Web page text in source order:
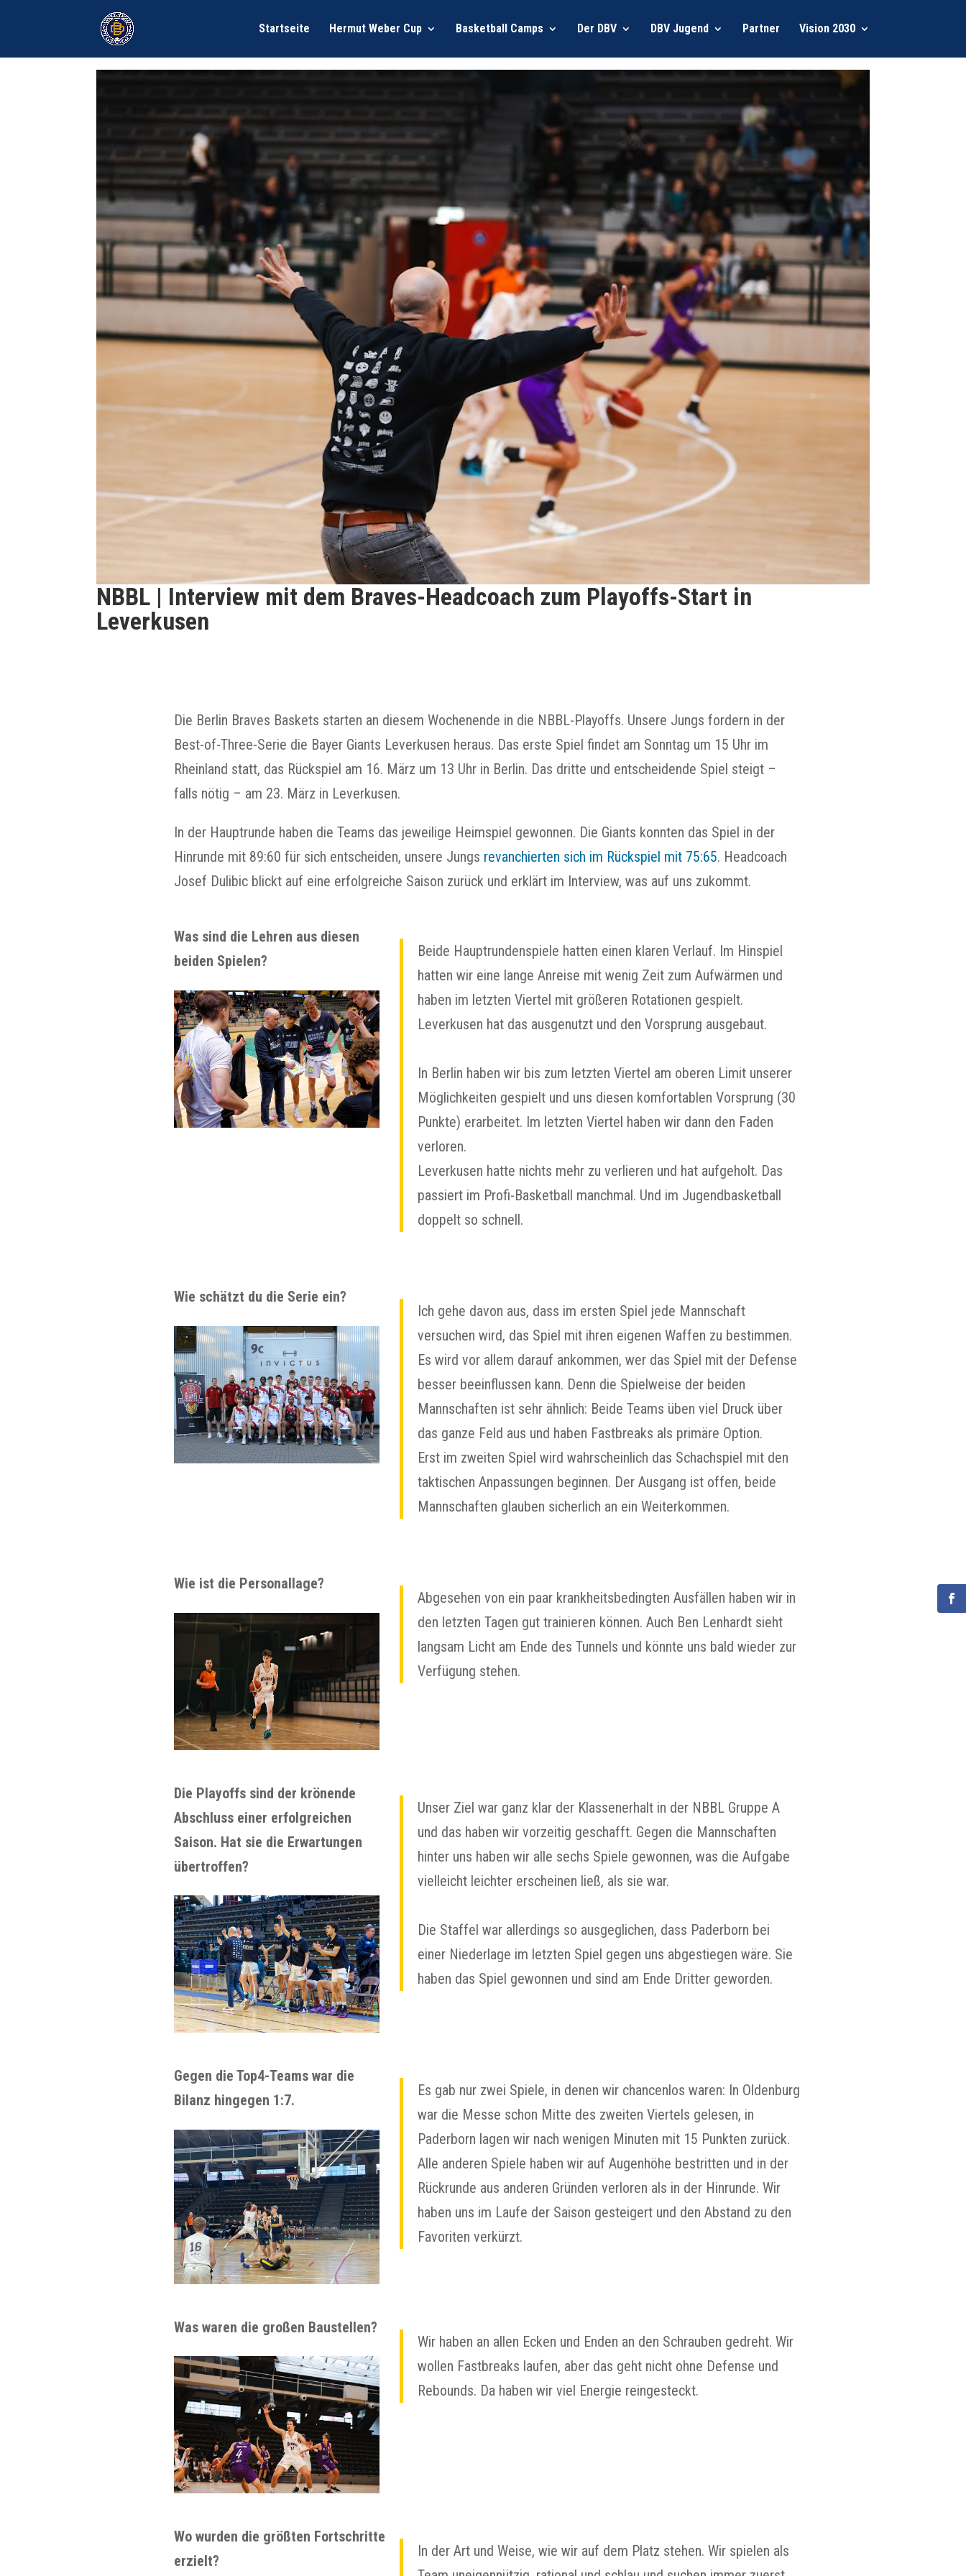
Startseite Hermut Weber Cup Basketball Camps Der DBV DBV Jugend Partner Vision 2030
NBBL | Interview mit dem Braves-Headcoach zum Playoffs-Start in
Leverkusen
Die Berlin Braves Baskets starten an diesem Wochenende in die NBBL-Playoffs. Unsere Jungs fordern in der
Best-of-Three-Serie die Bayer Giants Leverkusen heraus. Das erste Spiel findet am Sonntag um 15 Uhr im
Rheinland statt, das Rückspiel am 16. März um 13 Uhr in Berlin. Das dritte und entscheidende Spiel steigt –
falls nötig – am 23. März in Leverkusen.
In der Hauptrunde haben die Teams das jeweilige Heimspiel gewonnen. Die Giants konnten das Spiel in der
Hinrunde mit 89:60 für sich entscheiden, unsere Jungs revanchierten sich im Rückspiel mit 75:65. Headcoach
Josef Dulibic blickt auf eine erfolgreiche Saison zurück und erklärt im Interview, was auf uns zukommt.
Was sind die Lehren aus diesen
beiden Spielen?
Beide Hauptrundenspiele hatten einen klaren Verlauf. Im Hinspiel
hatten wir eine lange Anreise mit wenig Zeit zum Aufwärmen und
haben im letzten Viertel mit größeren Rotationen gespielt.
Leverkusen hat das ausgenutzt und den Vorsprung ausgebaut.
In Berlin haben wir bis zum letzten Viertel am oberen Limit unserer
Möglichkeiten gespielt und uns diesen komfortablen Vorsprung (30
Punkte) erarbeitet. Im letzten Viertel haben wir dann den Faden
verloren.
Leverkusen hatte nichts mehr zu verlieren und hat aufgeholt. Das
passiert im Profi-Basketball manchmal. Und im Jugendbasketball
doppelt so schnell.
Wie schätzt du die Serie ein?
Ich gehe davon aus, dass im ersten Spiel jede Mannschaft
versuchen wird, das Spiel mit ihren eigenen Waffen zu bestimmen.
Es wird vor allem darauf ankommen, wer das Spiel mit der Defense
besser beeinflussen kann. Denn die Spielweise der beiden
Mannschaften ist sehr ähnlich: Beide Teams üben viel Druck über
das ganze Feld aus und haben Fastbreaks als primäre Option.
Erst im zweiten Spiel wird wahrscheinlich das Schachspiel mit den
taktischen Anpassungen beginnen. Der Ausgang ist offen, beide
Mannschaften glauben sicherlich an ein Weiterkommen.
Wie ist die Personallage?
Abgesehen von ein paar krankheitsbedingten Ausfällen haben wir in
den letzten Tagen gut trainieren können. Auch Ben Lenhardt sieht
langsam Licht am Ende des Tunnels und könnte uns bald wieder zur
Verfügung stehen.
Die Playoffs sind der krönende
Abschluss einer erfolgreichen
Saison. Hat sie die Erwartungen
übertroffen?
Unser Ziel war ganz klar der Klassenerhalt in der NBBL Gruppe A
und das haben wir vorzeitig geschafft. Gegen die Mannschaften
hinter uns haben wir alle sechs Spiele gewonnen, was die Aufgabe
vielleicht leichter erscheinen ließ, als sie war.
Die Staffel war allerdings so ausgeglichen, dass Paderborn bei
einer Niederlage im letzten Spiel gegen uns abgestiegen wäre. Sie
haben das Spiel gewonnen und sind am Ende Dritter geworden.
Gegen die Top4-Teams war die
Bilanz hingegen 1:7.
Es gab nur zwei Spiele, in denen wir chancenlos waren: In Oldenburg
war die Messe schon Mitte des zweiten Viertels gelesen, in
Paderborn lagen wir nach wenigen Minuten mit 15 Punkten zurück.
Alle anderen Spiele haben wir auf Augenhöhe bestritten und in der
Rückrunde aus anderen Gründen verloren als in der Hinrunde. Wir
haben uns im Laufe der Saison gesteigert und den Abstand zu den
Favoriten verkürzt.
Was waren die großen Baustellen?
Wir haben an allen Ecken und Enden an den Schrauben gedreht. Wir
wollen Fastbreaks laufen, aber das geht nicht ohne Defense und
Rebounds. Da haben wir viel Energie reingesteckt.
Wo wurden die größten Fortschritte
erzielt?
In der Art und Weise, wie wir auf dem Platz stehen. Wir spielen als